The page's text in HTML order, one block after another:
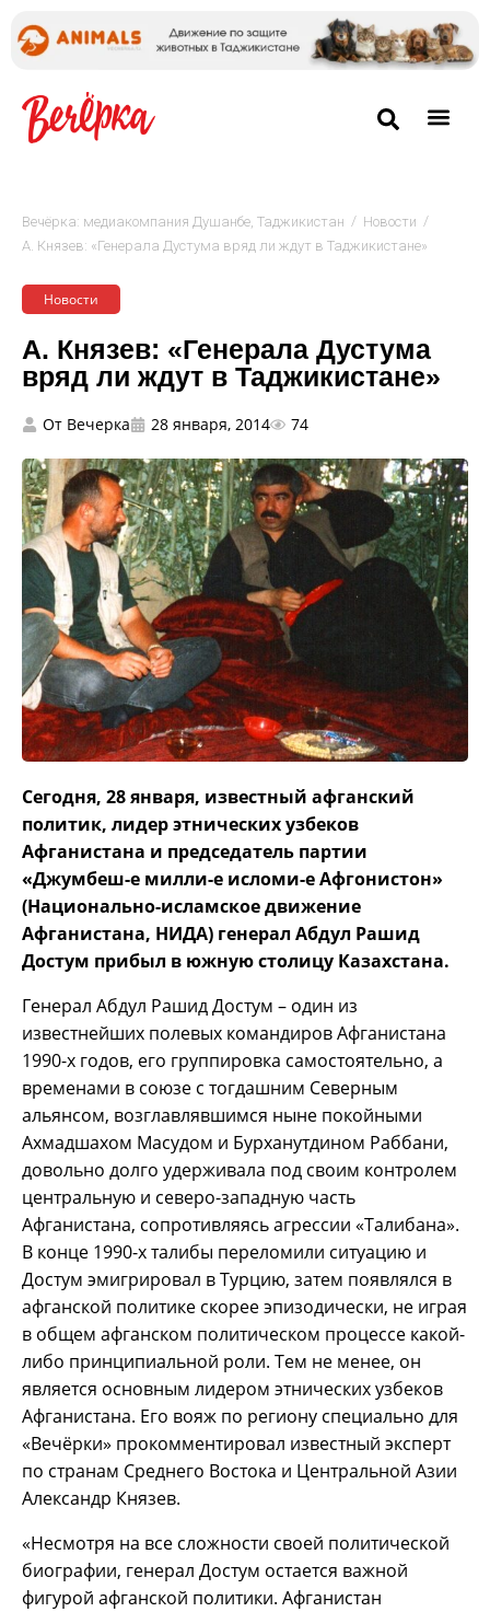
Вечёрка: медиакомпания Душанбе, Таджикистан / Новости /
А. Князев: «Генерала Дустума вряд ли ждут в Таджикистане»
Новости
А. Князев: «Генерала Дустума
вряд ли ждут в Таджикистане»
От Вечерка 28 января, 2014 74
Сегодня, 28 января, известный афганский
политик, лидер этнических узбеков
Афганистана и председатель партии
«Джумбеш-е милли-е исломи-е Афгонистон»
(Национально-исламское движение
Афганистана, НИДА) генерал Абдул Рашид
Достум прибыл в южную столицу Казахстана.
Генерал Абдул Рашид Достум – один из
известнейших полевых командиров Афганистана
1990-х годов, его группировка самостоятельно, а
временами в союзе с тогдашним Северным
альянсом, возглавлявшимся ныне покойными
Ахмадшахом Масудом и Бурханутдином Раббани,
довольно долго удерживала под своим контролем
центральную и северо-западную часть
Афганистана, сопротивляясь агрессии «Талибана».
В конце 1990-х талибы переломили ситуацию и
Достум эмигрировал в Турцию, затем появлялся в
афганской политике скорее эпизодически, не играя
в общем афганском политическом процессе какой-
либо принципиальной роли. Тем не менее, он
является основным лидером этнических узбеков
Афганистана. Его вояж по региону специально для
«Вечёрки» прокомментировал известный эксперт
по странам Среднего Востока и Центральной Азии
Александр Князев.
«Несмотря на все сложности своей политической
биографии, генерал Достум остается важной
фигурой афганской политики. Афганистан